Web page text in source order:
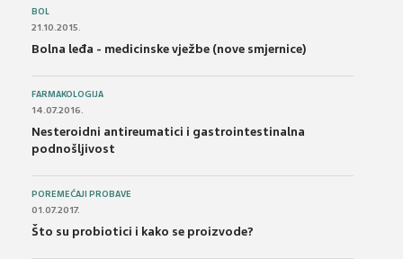
BOL
21.10.2015.
Bolna leđa - medicinske vježbe (nove smjernice)
FARMAKOLOGIJA
14.07.2016.
Nesteroidni antireumatici i gastrointestinalna
podnošljivost
POREMEĆAJI PROBAVE
01.07.2017.
Što su probiotici i kako se proizvode?